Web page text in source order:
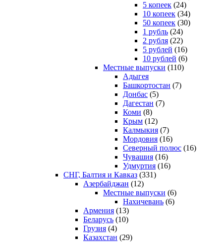
5 копеек (24)
10 копеек (34)
50 копеек (30)
1 рубль (24)
2 рубля (22)
5 рублей (16)
10 рублей (6)
Местные выпуски (110)
Адыгея
Башкортостан (7)
Донбас (5)
Дагестан (7)
Коми (8)
Крым (12)
Калмыкия (7)
Мордовия (16)
Северный полюс (16)
Чувашия (16)
Удмуртия (16)
СНГ, Балтия и Кавказ (331)
Азербайджан (12)
Местные выпуски (6)
Нахичевань (6)
Армения (13)
Беларусь (10)
Грузия (4)
Казахстан (29)